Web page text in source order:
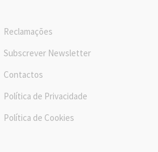
Reclamações
Subscrever Newsletter
Contactos
Política de Privacidade
Política de Cookies